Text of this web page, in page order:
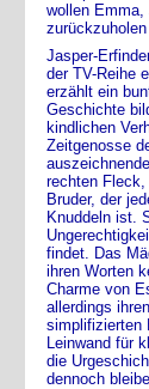
wollen Emma,
Jasper-
der TV-Reihe
erzählt ein
Geschichte
kindlichen
Zeitgenosse
rechten
Bruder, der
Knuddeln ist.
findet. Das
ihren Worten
Charme von
allerdings
simplifizierten
Leinwand für
die
dennoch